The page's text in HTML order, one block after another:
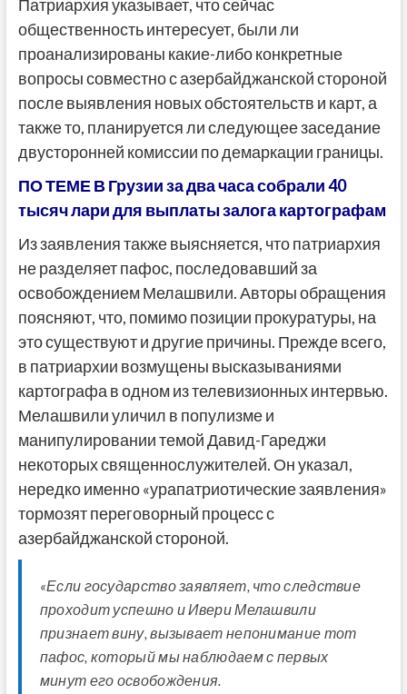
Патриархия указывает, что сейчас
общественность интересует, были ли
проанализированы какие-либо конкретные
вопросы совместно с азербайджанской стороной
после выявления новых обстоятельств и карт, а
также то, планируется ли следующее заседание
двусторонней комиссии по демаркации границы.
ПО ТЕМЕ В Грузии за два часа собрали 40
тысяч лари для выплаты залога картографам
Из заявления также выясняется, что патриархия
не разделяет пафос, последовавший за
освобождением Мелашвили. Авторы обращения
поясняют, что, помимо позиции прокуратуры, на
это существуют и другие причины. Прежде всего,
в патриархии возмущены высказываниями
картографа в одном из телевизионных интервью.
Мелашвили уличил в популизме и
манипулировании темой Давид-Гареджи
некоторых священнослужителей. Он указал,
нередко именно «урапатриотические заявления»
тормозят переговорный процесс с
азербайджанской стороной.
«Если государство заявляет, что следствие
проходит успешно и Ивери Мелашвили
признает вину, вызывает непонимание тот
пафос, который мы наблюдаем с первых
минут его освобождения.